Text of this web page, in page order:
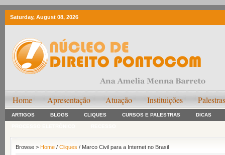
Saturday, August 08, 2026
Home Apresentação Atuação Instituições Palestras
ARTIGOS BLOGS CLIQUES CURSOS E PALESTRAS DICAS
Browse > Home / Cliques / Marco Civil para a Internet no Brasil